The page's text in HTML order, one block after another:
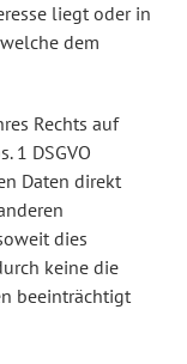
liegt oder in
dem
Rechts auf
1 DSGVO
Daten direkt
dies
keine die
beeinträchtigt